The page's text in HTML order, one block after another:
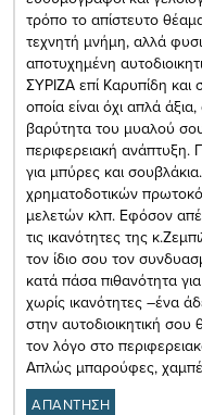
τρόπο το απίστευτο
τεχνητή μνήμη, αλλά
αποτυχημένη
ΣΥΡΙΖΑ επί Καρυπίδη και
οποία είναι όχι απλά
βαρύτητα του μυαλού
περιφερειακή ανάπτυξη.
για μπύρες και
χρηματοδοτικών
μελετών κλπ. Εφόσον
τις ικανότητες της
τον ίδιο σου τον
κατά πάσα πιθανότητα
χωρίς ικανότητες –ένα
στην αυτοδιοικητική σου
τον λόγο στο
Απλώς μπαρούφες,
ΑΠΑΝΤΗΣΗ